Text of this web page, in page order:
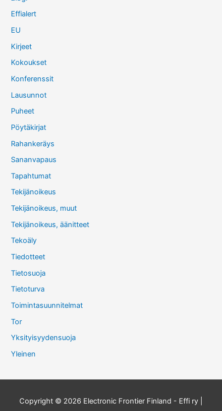
Effialert
EU
Kirjeet
Kokoukset
Konferenssit
Lausunnot
Puheet
Pöytäkirjat
Rahankeräys
Sananvapaus
Tapahtumat
Tekijänoikeus
Tekijänoikeus, muut
Tekijänoikeus, äänitteet
Tekoäly
Tiedotteet
Tietosuoja
Tietoturva
Toimintasuunnitelmat
Tor
Yksityisyydensuoja
Yleinen
Copyright © 2026 Electronic Frontier Finland - Effi ry